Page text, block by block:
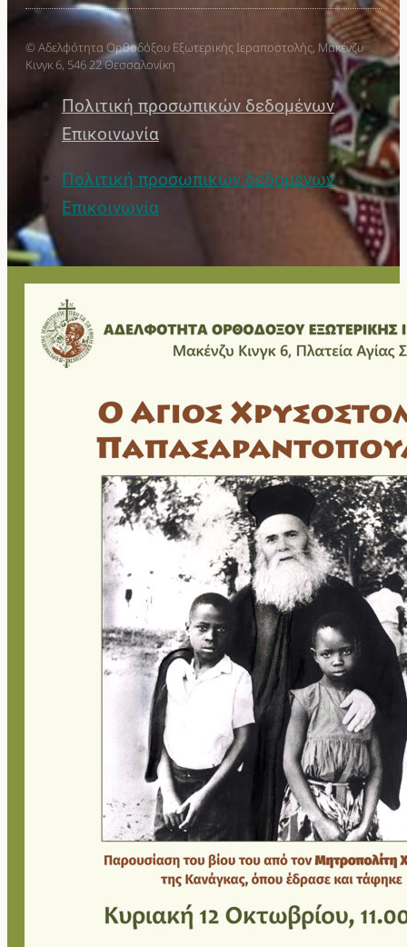
© Αδελφότητα Ορθοδόξου Εξωτερικής Ιεραποστολής, Μακένζυ
Κινγκ 6, 546 22 Θεσσαλονίκη
Πολιτική προσωπικών δεδομένων
Επικοινωνία
Πολιτική προσωπικών δεδομένων
Επικοινωνία